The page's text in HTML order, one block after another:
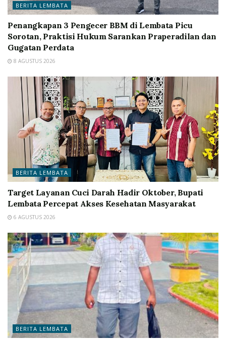
BERITA LEMBATA
Penangkapan 3 Pengecer BBM di Lembata Picu
Sorotan, Praktisi Hukum Sarankan Praperadilan dan
Gugatan Perdata
8 AGUSTUS 2026
BERITA LEMBATA
Target Layanan Cuci Darah Hadir Oktober, Bupati
Lembata Percepat Akses Kesehatan Masyarakat
6 AGUSTUS 2026
BERITA LEMBATA